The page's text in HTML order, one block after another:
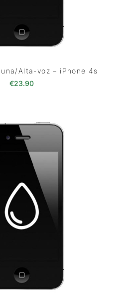
Alta-voz – iPhone 4s
€23.90